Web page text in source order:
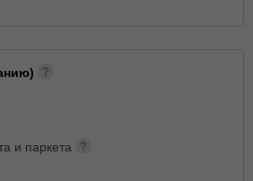
и паркета